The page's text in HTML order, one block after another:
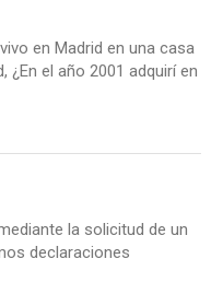
en Madrid en una casa
el año 2001 adquirí en
la solicitud de un
declaraciones